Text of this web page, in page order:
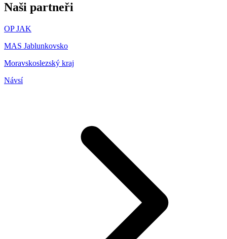
Naši partneři
OP JAK
MAS Jablunkovsko
Moravskoslezský kraj
Návsí